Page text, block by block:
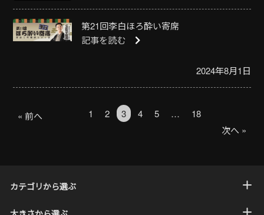
第21回李白ほろ酔い寄席
記事を読む
2024年8月1日
« 前へ 1 2 3 4 5 …
18
次へ »
カテゴリから選ぶ